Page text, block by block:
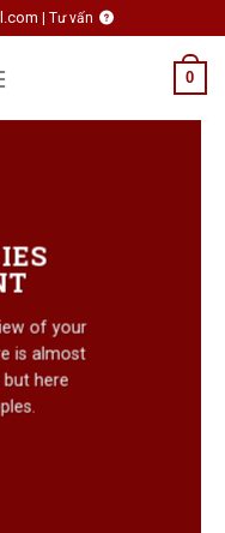
| Tư vấn
0
of your
is almost
but here